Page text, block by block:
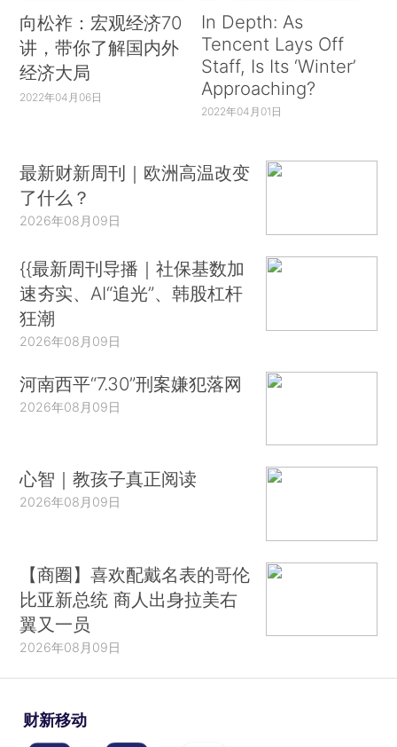
向松祚：宏观经济70
讲，带你了解国内外
经济大局
2022年04月06日
In Depth: As
Tencent Lays Off
Staff, Is Its ‘Winter’
Approaching?
2022年04月01日
最新财新周刊｜欧洲高温改变
了什么？
2026年08月09日
{{最新周刊导播｜社保基数加
速夯实、AI“追光”、韩股杠杆
狂潮
2026年08月09日
河南西平“7.30”刑案嫌犯落网
2026年08月09日
心智｜教孩子真正阅读
2026年08月09日
【商圈】喜欢配戴名表的哥伦
比亚新总统 商人出身拉美右
翼又一员
2026年08月09日
财新移动